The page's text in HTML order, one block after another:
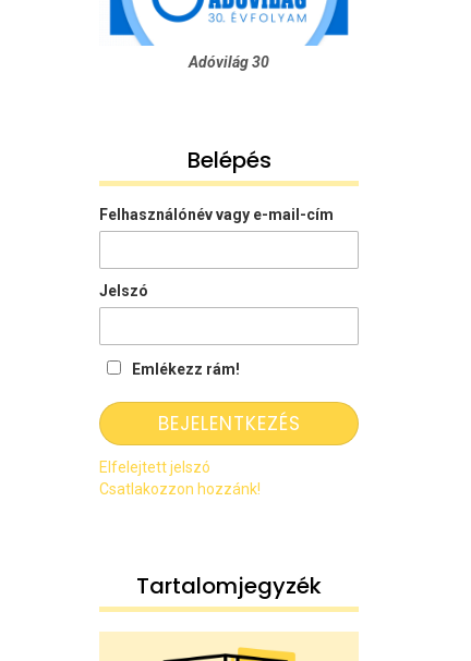
Adóvilág 30
Belépés
Felhasználónév vagy e-mail-cím
Jelszó
Emlékezz rám!
Elfelejtett jelszó
Csatlakozzon hozzánk!
Tartalomjegyzék